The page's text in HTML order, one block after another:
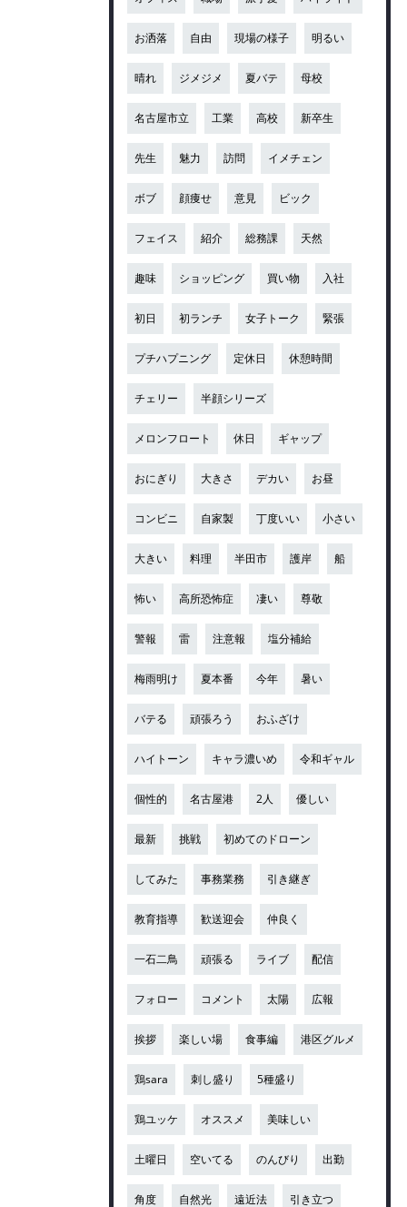
お洒落 自由 現場の様子 明るい
晴れ ジメジメ 夏バテ 母校
名古屋市立 工業 高校 新卒生
先生 魅力 訪問 イメチェン
ボブ 顔痩せ 意見 ビック
フェイス 紹介 総務課 天然
趣味 ショッピング 買い物 入社
初日 初ランチ 女子トーク 緊張
プチハプニング 定休日 休憩時間
チェリー 半顔シリーズ
メロンフロート 休日 ギャップ
おにぎり 大きさ デカい お昼
コンビニ 自家製 丁度いい 小さい
大きい 料理 半田市 護岸 船
怖い 高所恐怖症 凄い 尊敬
警報 雷 注意報 塩分補給
梅雨明け 夏本番 今年 暑い
バテる 頑張ろう おふざけ
ハイトーン キャラ濃いめ 令和ギャル
個性的 名古屋港 2人 優しい
最新 挑戦 初めてのドローン
してみた 事務業務 引き継ぎ
教育指導 歓送迎会 仲良く
一石二鳥 頑張る ライブ 配信
フォロー コメント 太陽 広報
挨拶 楽しい場 食事編 港区グルメ
鶏sara 刺し盛り 5種盛り
鶏ユッケ オススメ 美味しい
土曜日 空いてる のんびり 出勤
角度 自然光 遠近法 引き立つ